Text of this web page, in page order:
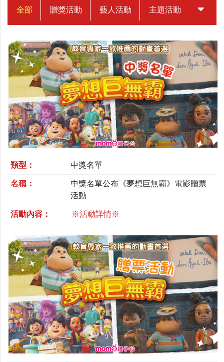
全部 贈獎活動 藝人活動 主題活動 中獎名
類型： 中獎名單
名稱：
中獎名單公布《夢想巨無霸》電影贈票
活動
活動內容： ※活動詳情※